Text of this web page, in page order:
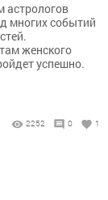
астрологов
многих событий
женского
успешно.
2252 0 1